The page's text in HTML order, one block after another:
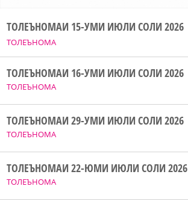
ТОЛЕЪНОМА
ТОЛЕЪНОМАИ 15-УМИ ИЮЛИ СОЛИ 2026
ТОЛЕЪНОМА
ТОЛЕЪНОМАИ 16-УМИ ИЮЛИ СОЛИ 2026
ТОЛЕЪНОМА
ТОЛЕЪНОМАИ 29-УМИ ИЮЛИ СОЛИ 2026
ТОЛЕЪНОМА
ТОЛЕЪНОМАИ 22-ЮМИ ИЮЛИ СОЛИ 2026